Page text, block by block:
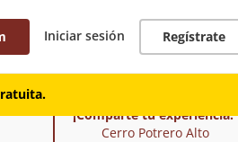
Iniciar sesión Regístrate
¡Comparte tu experiencia!
Cerro Potrero Alto